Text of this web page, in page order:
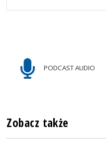
PODCAST AUDIO
Zobacz także